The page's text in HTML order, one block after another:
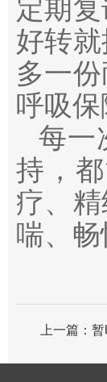
定期
好转
多一
呼吸保
每一
持，
疗、
喘、畅
上一篇： 暂